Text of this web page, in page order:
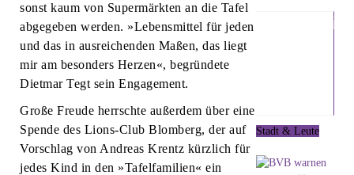
sonst kaum von Supermärkten an die Tafel
abgegeben werden. »Lebensmittel für jeden
und das in ausreichenden Maßen, das liegt
mir am besonders Herzen«, begründete
Dietmar Tegt sein Engagement.
Große Freude herrschte außerdem über eine
Spende des Lions-Club Blomberg, der auf
Vorschlag von Andreas Krentz kürzlich für
jedes Kind in den »Tafelfamilien« ein
Stadt & Leute